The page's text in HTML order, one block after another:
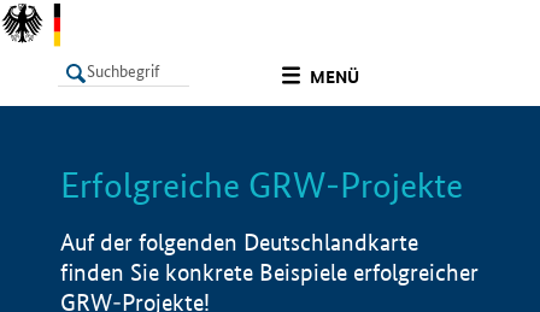
MENÜ
LISTE Info
Erfolgreiche GRW-Projekte
Auf der folgenden Deutschlandkarte
finden Sie konkrete Beispiele erfolgreicher
GRW-Projekte!